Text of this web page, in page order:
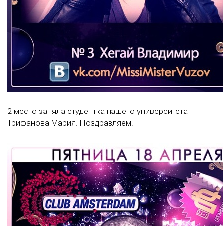
2 место заняла студентка нашего университета
Трифанова Мария. Поздравляем!